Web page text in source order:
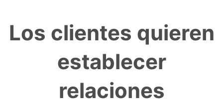
Los clientes quieren
establecer
relaciones